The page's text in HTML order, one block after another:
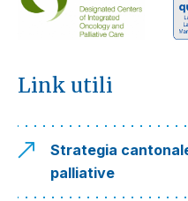
Link utili
Strategia
palliative